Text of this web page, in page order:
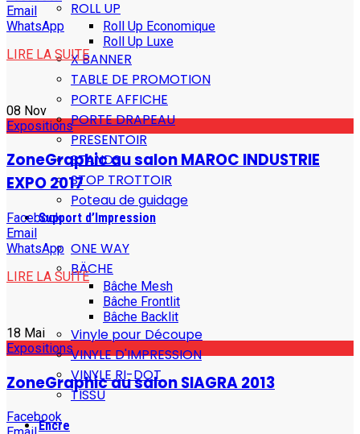
ROLL UP
Roll Up Economique
Roll Up Luxe
X BANNER
TABLE DE PROMOTION
PORTE AFFICHE
PORTE DRAPEAU
PRESENTOIR
STANDS
STOP TROTTOIR
Poteau de guidage
Support d’Impression
ONE WAY
BÄCHE
Bâche Mesh
Bâche Frontlit
Bâche Backlit
Vinyle pour Découpe
VINYLE D'IMPRESSION
VINYLE RI-DOT
TISSU
Encre
Email
WhatsApp
LIRE LA SUITE
08 Nov
Expositions
ZoneGraphic au salon MAROC INDUSTRIE
EXPO 2017
Facebook
Email
WhatsApp
LIRE LA SUITE
18 Mai
Expositions
ZoneGraphic au salon SIAGRA 2013
Facebook